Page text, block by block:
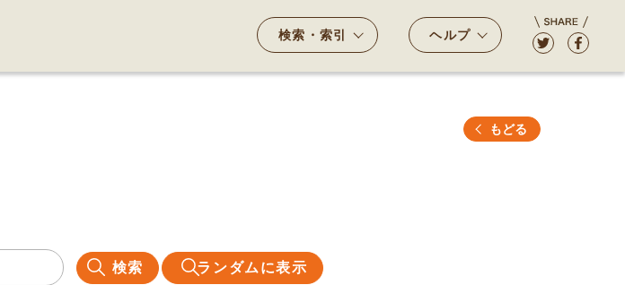
検索・索引 ヘルプ
もどる
検索 ランダムに表示